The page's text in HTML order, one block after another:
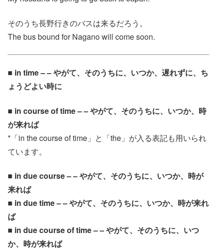
そのうち長野行きのバスは来るだろう。
The bus bound for Nagano will come soon.
■ in time – – やがて、そのうちに、いつか、遅れずに、ち
ょうどよい時に
■ in course of time – – やがて、そのうちに、いつか、時
が来れば
*「in the course of time」と「the」が入る表記も用いられ
ています。
■ in due course – – やがて、そのうちに、いつか、時が
来れば
■ in due time – – やがて、そのうちに、いつか、時が来れ
ば
■ in due course of time – – やがて、そのうちに、いつ
か、時が来れば